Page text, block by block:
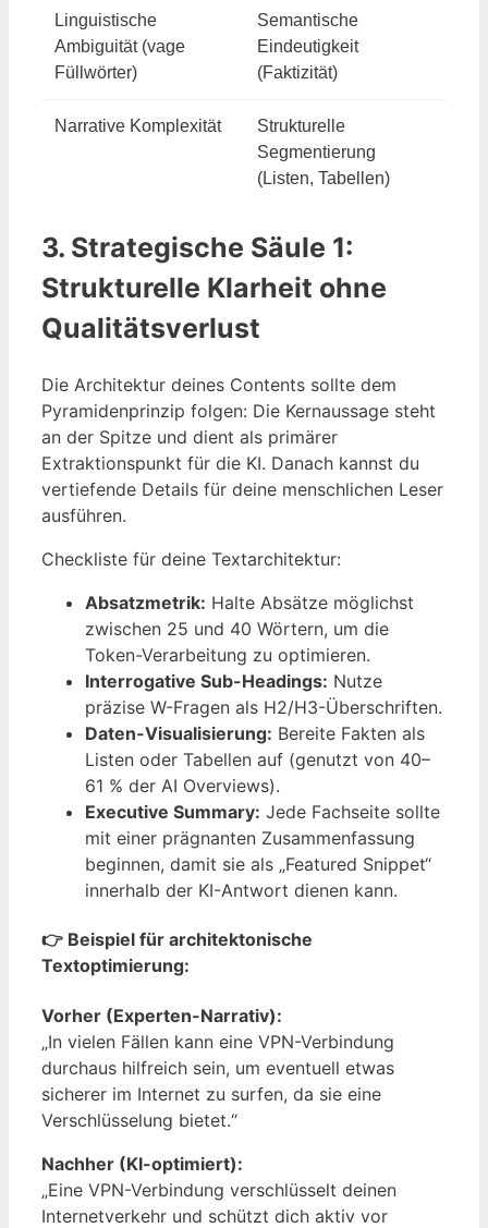
Linguistische
Ambiguität (vage
Füllwörter)
Semantische
Eindeutigkeit
(Faktizität)
Narrative Komplexität
Strukturelle
Segmentierung
(Listen, Tabellen)
3. Strategische Säule 1:
Strukturelle Klarheit ohne
Qualitätsverlust
Die Architektur deines Contents sollte dem
Pyramidenprinzip folgen: Die Kernaussage steht
an der Spitze und dient als primärer
Extraktionspunkt für die KI. Danach kannst du
vertiefende Details für deine menschlichen Leser
ausführen.
Checkliste für deine Textarchitektur:
Absatzmetrik: Halte Absätze möglichst
zwischen 25 und 40 Wörtern, um die
Token-Verarbeitung zu optimieren.
Interrogative Sub-Headings: Nutze
präzise W-Fragen als H2/H3-Überschriften.
Daten-Visualisierung: Bereite Fakten als
Listen oder Tabellen auf (genutzt von 40–
61 % der AI Overviews).
Executive Summary: Jede Fachseite sollte
mit einer prägnanten Zusammenfassung
beginnen, damit sie als „Featured Snippet“
innerhalb der KI-Antwort dienen kann.
👉 Beispiel für architektonische
Textoptimierung:
Vorher (Experten-Narrativ):
„In vielen Fällen kann eine VPN-Verbindung
durchaus hilfreich sein, um eventuell etwas
sicherer im Internet zu surfen, da sie eine
Verschlüsselung bietet.“
Nachher (KI-optimiert):
„Eine VPN-Verbindung verschlüsselt deinen
Internetverkehr und schützt dich aktiv vor